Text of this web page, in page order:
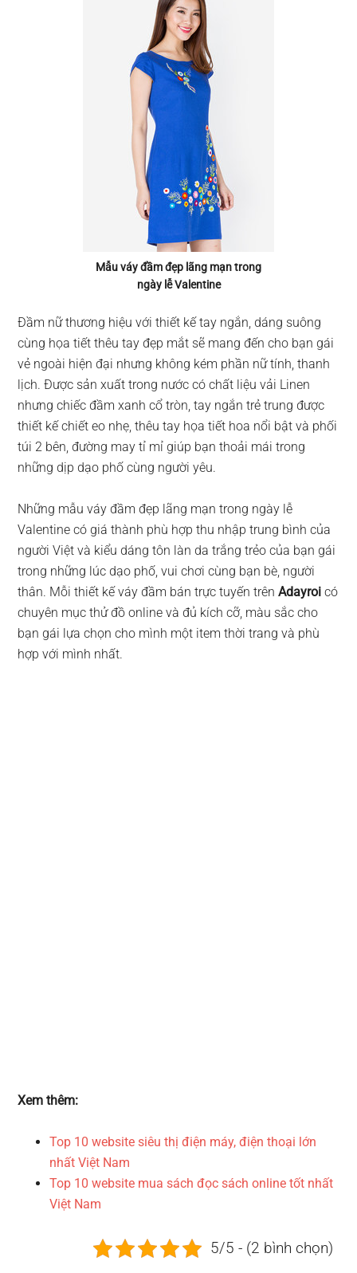
Mẫu váy đầm đẹp lãng mạn trong
ngày lễ Valentine
Đầm nữ thương hiệu với thiết kế tay ngắn, dáng suông
cùng họa tiết thêu tay đẹp mắt sẽ mang đến cho bạn gái
vẻ ngoài hiện đại nhưng không kém phần nữ tính, thanh
lịch. Được sản xuất trong nước có chất liệu vải Linen
nhưng chiếc đầm xanh cổ tròn, tay ngắn trẻ trung được
thiết kế chiết eo nhẹ, thêu tay họa tiết hoa nổi bật và phối
túi 2 bên, đường may tỉ mỉ giúp bạn thoải mái trong
những dịp dạo phố cùng người yêu.
Những mẫu váy đầm đẹp lãng mạn trong ngày lễ
Valentine có giá thành phù hợp thu nhập trung bình của
người Việt và kiểu dáng tôn làn da trắng trẻo của bạn gái
trong những lúc dạo phố, vui chơi cùng bạn bè, người
thân. Mỗi thiết kế váy đầm bán trực tuyến trên Adayroi có
chuyên mục thử đồ online và đủ kích cỡ, màu sắc cho
bạn gái lựa chọn cho mình một item thời trang và phù
hợp với mình nhất.
Xem thêm:
Top 10 website siêu thị điện máy, điện thoại lớn
nhất Việt Nam
Top 10 website mua sách đọc sách online tốt nhất
Việt Nam
5/5 - (2 bình chọn)